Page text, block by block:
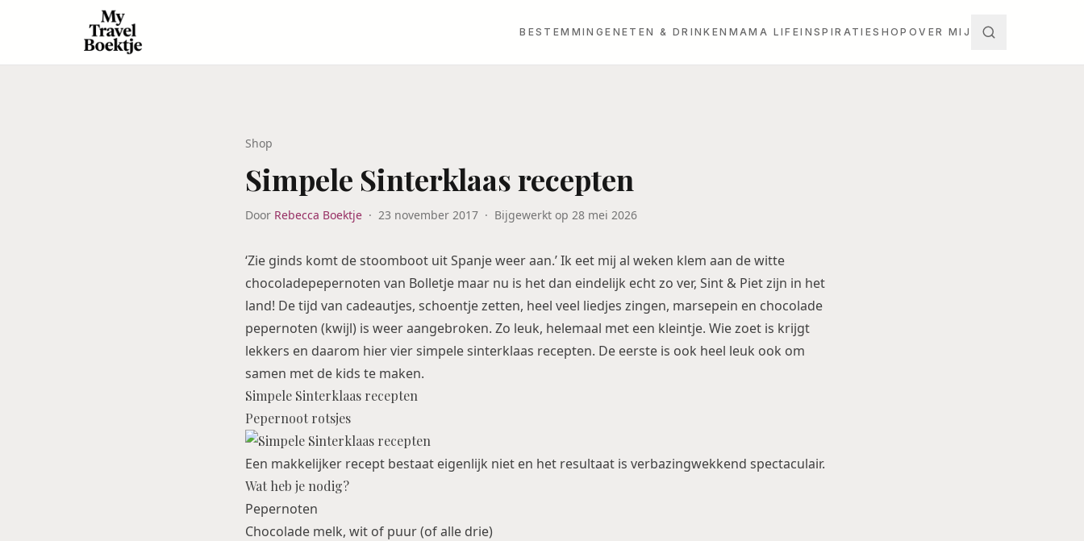
BESTEMMINGEN ETEN & DRINKEN MAMA LIFEINSPIRATIESHOP OVER MIJ
Shop
Simpele Sinterklaas recepten
Door Rebecca Boektje · 23 november 2017 · Bijgewerkt op 28 mei 2026
‘Zie ginds komt de stoomboot uit Spanje weer aan.’ Ik eet mij al weken klem aan de witte
chocoladepepernoten van Bolletje maar nu is het dan eindelijk echt zo ver, Sint & Piet zijn in het
land! De tijd van cadeautjes, schoentje zetten, heel veel liedjes zingen, marsepein en chocolade
pepernoten (kwijl) is weer aangebroken. Zo leuk, helemaal met een kleintje. Wie zoet is krijgt
lekkers en daarom hier vier simpele sinterklaas recepten. De eerste is ook heel leuk ook om
samen met de kids te maken.
Simpele Sinterklaas recepten
Pepernoot rotsjes
Een makkelijker recept bestaat eigenlijk niet en het resultaat is verbazingwekkend spectaculair.
Wat heb je nodig?
Pepernoten
Chocolade melk, wit of puur (of alle drie)